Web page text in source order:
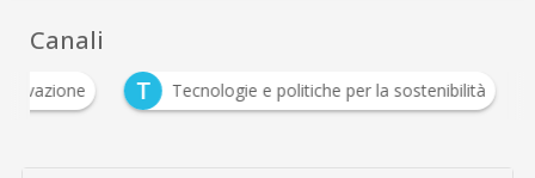
Canali
T Tecnologie e politiche per la sostenibilità